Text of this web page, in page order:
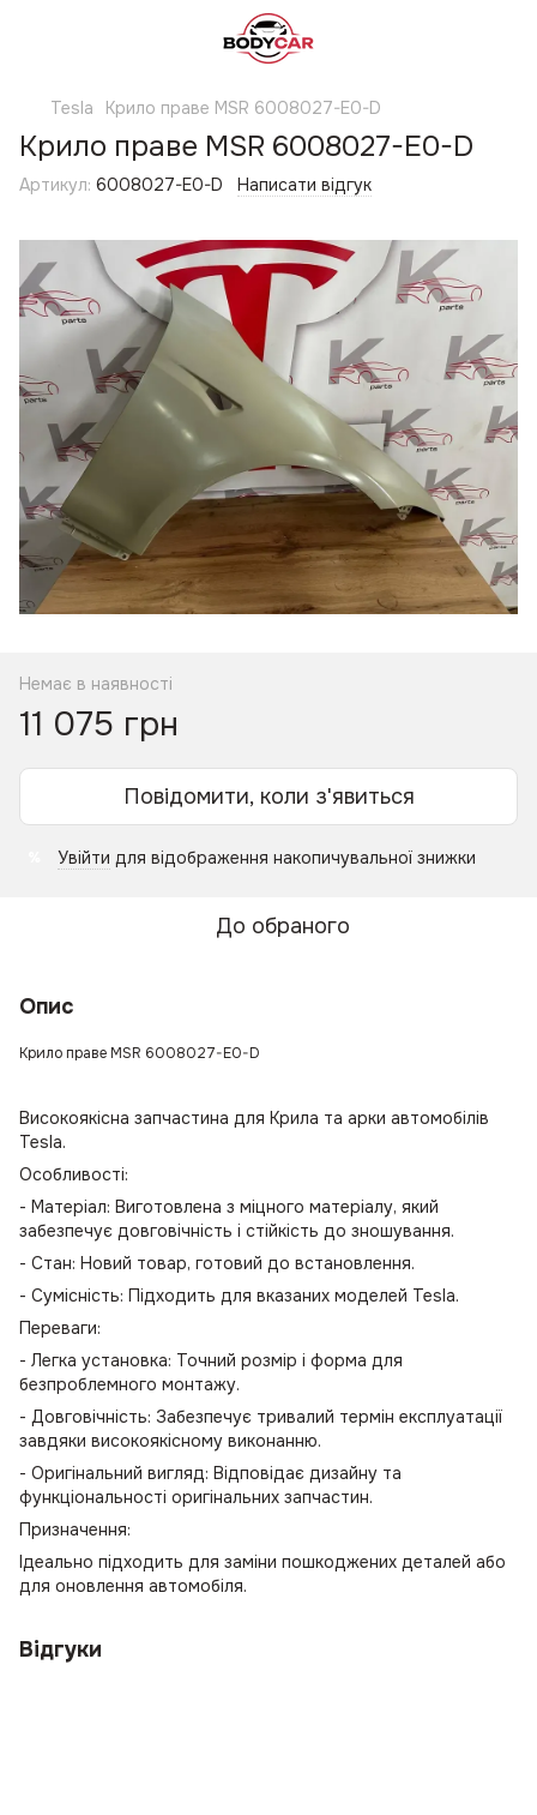
Tesla Крило праве MSR 6008027-E0-D
Крило праве MSR 6008027-E0-D
Артикул: 6008027-E0-D Написати відгук
Немає в наявності
11 075 грн
Повідомити, коли з'явиться
Увійти для відображення накопичувальної знижки
До обраного
Опис
Крило праве MSR 6008027-E0-D
Високоякісна запчастина для Крила та арки автомобілів
Tesla.
Особливості:
- Матеріал: Виготовлена з міцного матеріалу, який
забезпечує довговічність і стійкість до зношування.
- Стан: Новий товар, готовий до встановлення.
- Сумісність: Підходить для вказаних моделей Tesla.
Переваги:
- Легка установка: Точний розмір і форма для
безпроблемного монтажу.
- Довговічність: Забезпечує тривалий термін експлуатації
завдяки високоякісному виконанню.
- Оригінальний вигляд: Відповідає дизайну та
функціональності оригінальних запчастин.
Призначення:
Ідеально підходить для заміни пошкоджених деталей або
для оновлення автомобіля.
Відгуки